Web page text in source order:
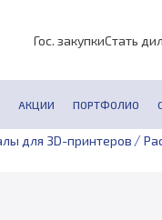
Гос. закупкиСтать
АКЦИИ ПОРТФОЛИО
для 3D-принтеров /